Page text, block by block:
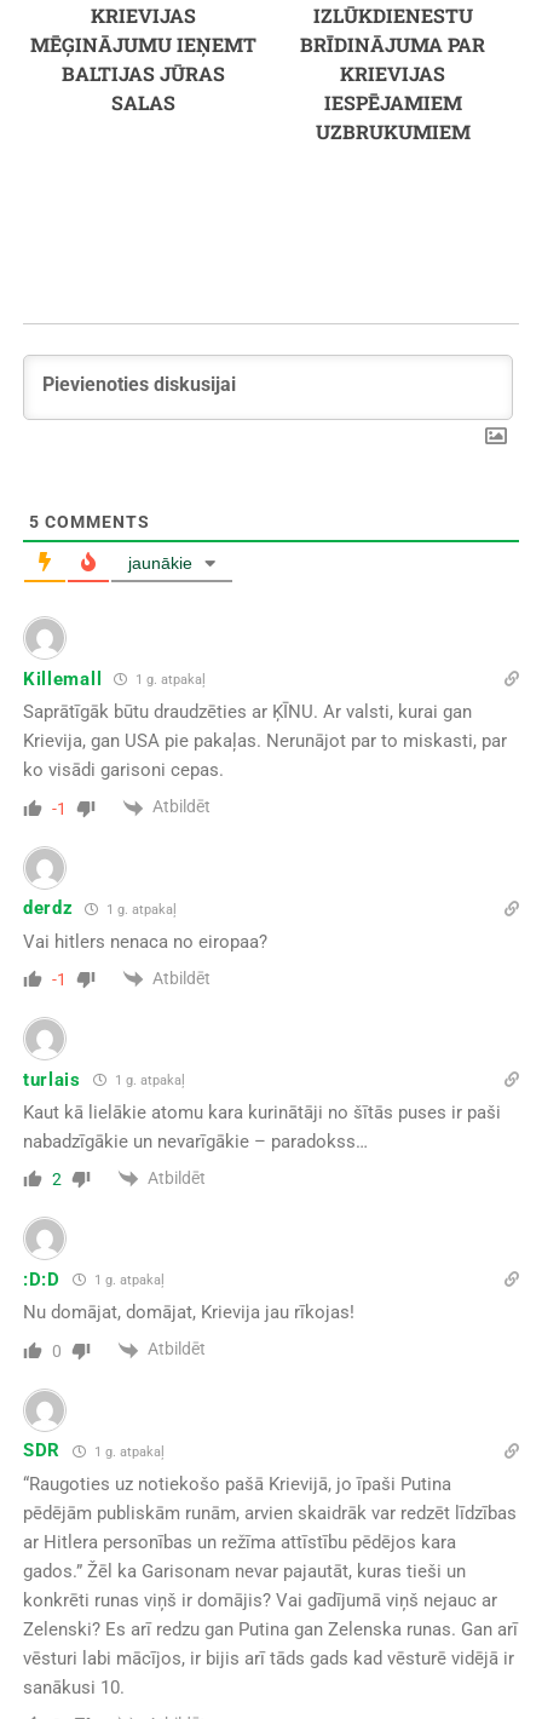
KRIEVIJAS
MĒĢINĀJUMU IEŅEMT
BALTIJAS JŪRAS
SALAS
IZLŪKDIENESTU
BRĪDINĀJUMA PAR
KRIEVIJAS
IESPĒJAMIEM
UZBRUKUMIEM
5 COMMENTS
jaunākie
Killemall 1 g. atpakaļ
Saprātīgāk būtu draudzēties ar ĶĪNU. Ar valsti, kurai gan
Krievija, gan USA pie pakaļas. Nerunājot par to miskasti, par
ko visādi garisoni cepas.
-1 Atbildēt
derdz 1 g. atpakaļ
Vai hitlers nenaca no eiropaa?
-1 Atbildēt
turlais 1 g. atpakaļ
Kaut kā lielākie atomu kara kurinātāji no šītās puses ir paši
nabadzīgākie un nevarīgākie – paradokss…
2 Atbildēt
:D:D 1 g. atpakaļ
Nu domājat, domājat, Krievija jau rīkojas!
0 Atbildēt
SDR 1 g. atpakaļ
“Raugoties uz notiekošo pašā Krievijā, jo īpaši Putina
pēdējām publiskām runām, arvien skaidrāk var redzēt līdzības
ar Hitlera personības un režīma attīstību pēdējos kara
gados.” Žēl ka Garisonam nevar pajautāt, kuras tieši un
konkrēti runas viņš ir domājis? Vai gadījumā viņš nejauc ar
Zelenski? Es arī redzu gan Putina gan Zelenska runas. Gan arī
vēsturi labi mācījos, ir bijis arī tāds gads kad vēsturē vidējā ir
sanākusi 10.